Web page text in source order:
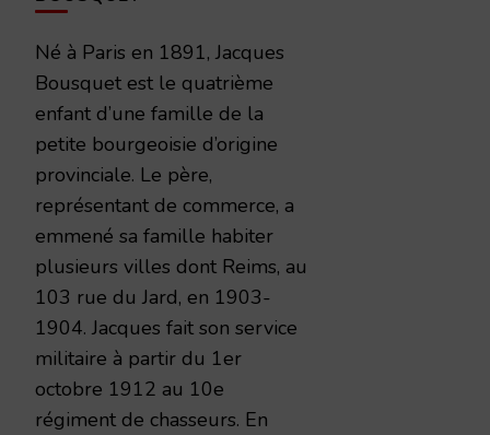
Né à Paris en 1891, Jacques
Bousquet est le quatrième
enfant d’une famille de la
petite bourgeoisie d’origine
provinciale. Le père,
représentant de commerce, a
emmené sa famille habiter
plusieurs villes dont Reims, au
103 rue du Jard, en 1903-
1904. Jacques fait son service
militaire à partir du 1er
octobre 1912 au 10e
régiment de chasseurs. En